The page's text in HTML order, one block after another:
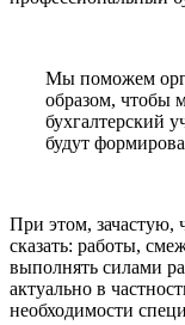
Мы поможем
образом, чтобы
бухгалтерский
будут
При этом, зачастую,
сказать: работы,
выполнять силами
актуально в
необходимости